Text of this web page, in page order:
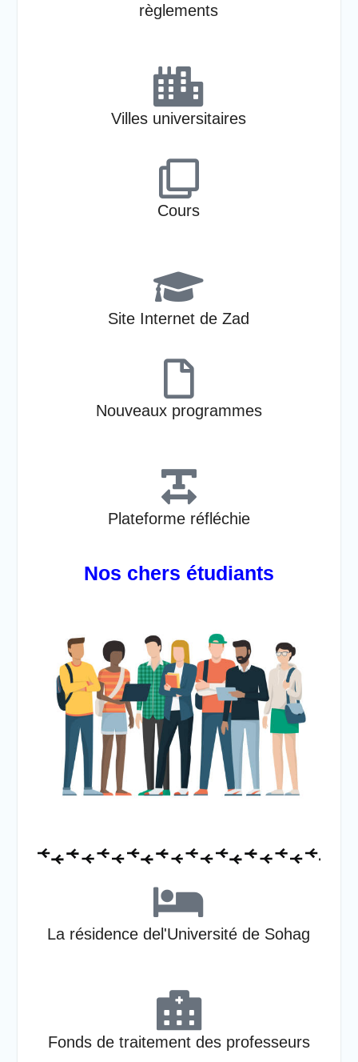
règlements
Villes universitaires
Cours
Site Internet de Zad
Nouveaux programmes
Plateforme réfléchie
Nos chers étudiants
La résidence del'Université de Sohag
Fonds de traitement des professeurs